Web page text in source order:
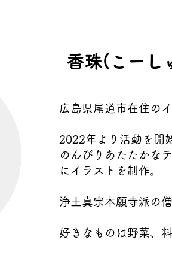
香珠(こーし
広島県尾道市在住の
2022年より活動を開
のんびりあたたかな
にイラストを制作。
浄土真宗本願寺派の
好きなものは野菜、